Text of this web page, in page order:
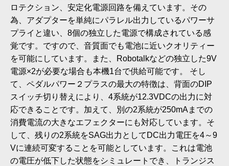
ロテクション、安定化電源回路を備えています。その
為、アダプターを単純にパラレル出力しているパワーサ
プライと違い、8個の独立した電源で構成されている感
覚です。ですので、音質面でも電池に近いクオリティー
を可能にしています。また、Robotalkなどの独立した9V
電源×2が必要な場合も本機1台で供給可能です。 そし
て、ペダルパワー２プラスの最大の特徴は、背面のDIP
スイッチ切り替えにより、4系統が12.3VDCの出力に対
応できることです。加えて、別の2系統が250mAまでの
消費電流の大きなエフェクターにも対応しています。そ
して、残りの2系統をSAG出力としてDC出力電圧を4～9
Vに連続可変することを可能としています。これは電池
の電圧が低下した状態をシミュレートでき、トランジス